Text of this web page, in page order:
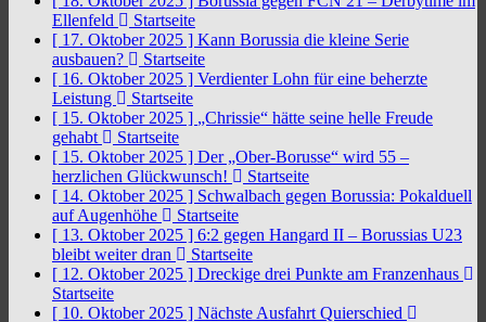
Ellenfeld
Startseite
[ 17. Oktober 2025 ] Kann Borussia die kleine Serie
ausbauen?
Startseite
[ 16. Oktober 2025 ] Verdienter Lohn für eine beherzte
Leistung
Startseite
[ 15. Oktober 2025 ] „Chrissie“ hätte seine helle Freude
gehabt
Startseite
[ 15. Oktober 2025 ] Der „Ober-Borusse“ wird 55 –
herzlichen Glückwunsch!
Startseite
[ 14. Oktober 2025 ] Schwalbach gegen Borussia: Pokalduell
auf Augenhöhe
Startseite
[ 13. Oktober 2025 ] 6:2 gegen Hangard II – Borussias U23
bleibt weiter dran
Startseite
[ 12. Oktober 2025 ] Dreckige drei Punkte am Franzenhaus
Startseite
[ 10. Oktober 2025 ] Nächste Ausfahrt Quierschied